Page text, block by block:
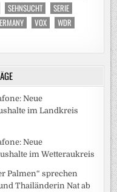
SEHNSUCHT
SERIE
VOX
WDR
Neue
im Landkreis
Neue
im Wetteraukreis
Palmen“ sprechen
Thailänderin Nat ab